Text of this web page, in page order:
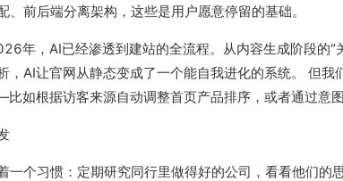
前后端分离架构，这些是用户愿意停留的基础。
年，AI已经渗透到建站的全流程。从内容生成阶段的
，AI让官网从静态变成了一个能自我进化的系统。 但我
如根据访客来源自动调整首页产品排序，或者通过意
个习惯：定期研究同行里做得好的公司，看看他们的